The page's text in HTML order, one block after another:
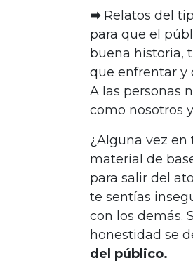
➡ Relatos del
para que el
buena historia,
que enfrentar y
A las personas
como nosotros
¿Alguna vez en
material de
para salir del
te sentías
con los demás.
honestidad se
del público.